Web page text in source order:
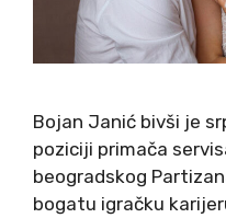
Bojan Janić bivši je
poziciji primača
beogradskog
bogatu igračku